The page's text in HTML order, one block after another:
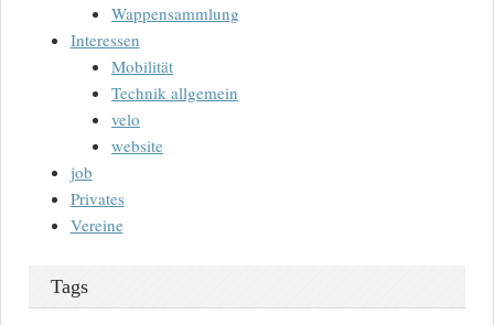
Wappensammlung
Interessen
Mobilität
Technik allgemein
velo
website
job
Privates
Vereine
Tags